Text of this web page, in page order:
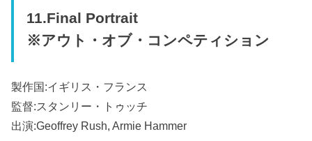
11.Final Portrait
※アウト・オブ・コンペティション
製作国:イギリス・フランス
監督:スタンリー・トゥッチ
出演:Geoffrey Rush, Armie Hammer